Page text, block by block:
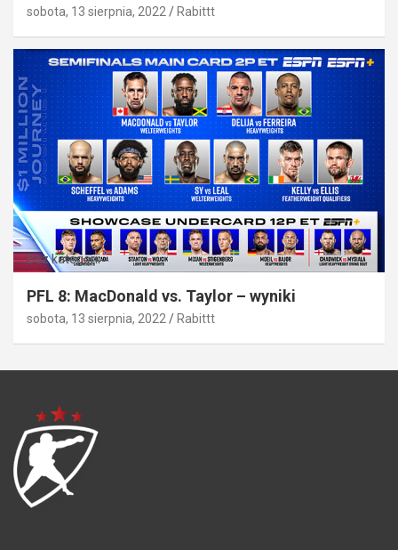
sobota, 13 sierpnia, 2022 Rabittt
Bez kategorii
PFL 8: MacDonald vs. Taylor – wyniki
sobota, 13 sierpnia, 2022 Rabittt